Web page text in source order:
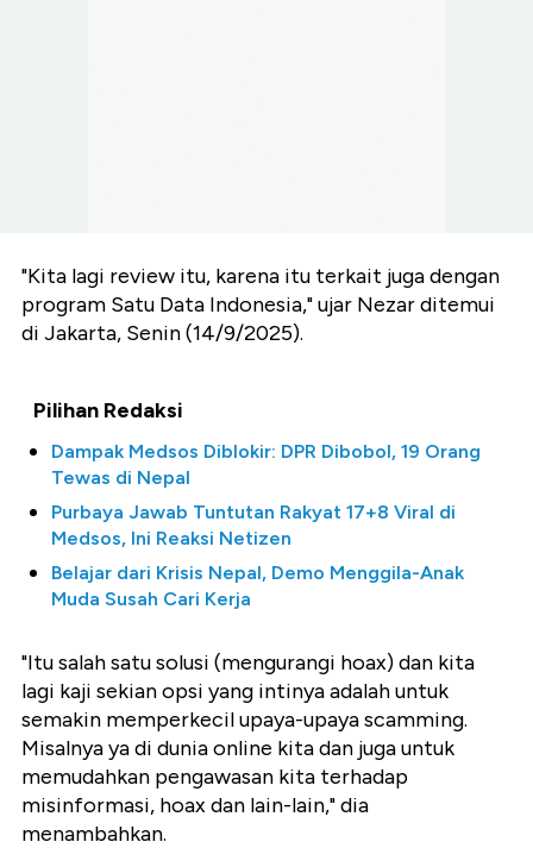
"Kita lagi review itu, karena itu terkait juga dengan
program Satu Data Indonesia," ujar Nezar ditemui
di Jakarta, Senin (14/9/2025).
Pilihan Redaksi
Dampak Medsos Diblokir: DPR Dibobol, 19 Orang
Tewas di Nepal
Purbaya Jawab Tuntutan Rakyat 17+8 Viral di
Medsos, Ini Reaksi Netizen
Belajar dari Krisis Nepal, Demo Menggila-Anak
Muda Susah Cari Kerja
"Itu salah satu solusi (mengurangi hoax) dan kita
lagi kaji sekian opsi yang intinya adalah untuk
semakin memperkecil upaya-upaya scamming.
Misalnya ya di dunia online kita dan juga untuk
memudahkan pengawasan kita terhadap
misinformasi, hoax dan lain-lain," dia
menambahkan.